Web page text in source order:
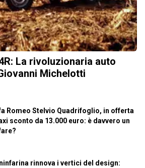
La rivoluzionaria auto
Michelotti
Romeo Stelvio Quadrifoglio, in offerta
sconto da 13.000 euro: è davvero un
rinnova i vertici del design: